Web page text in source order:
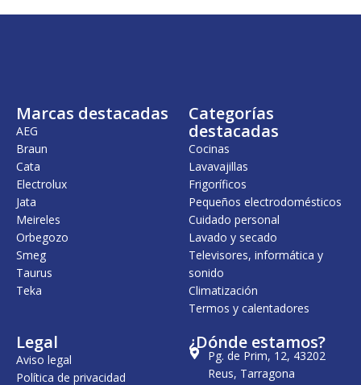
g
a
:
2
,
5
€
.
u
,
0
Marcas destacadas
AEG
Braun
Cata
Electrolux
Jata
Meireles
Orbegozo
Smeg
Taurus
Teka
Categorías
destacadas
Cocinas
Lavavajillas
Frigoríficos
Pequeños electrodomésticos
Cuidado personal
Lavado y secado
Televisores, informática y
sonido
Climatización
Termos y calentadores
Legal
Aviso legal
Política de privacidad
¿Dónde estamos?
Pg. de Prim, 12, 43202
Reus, Tarragona